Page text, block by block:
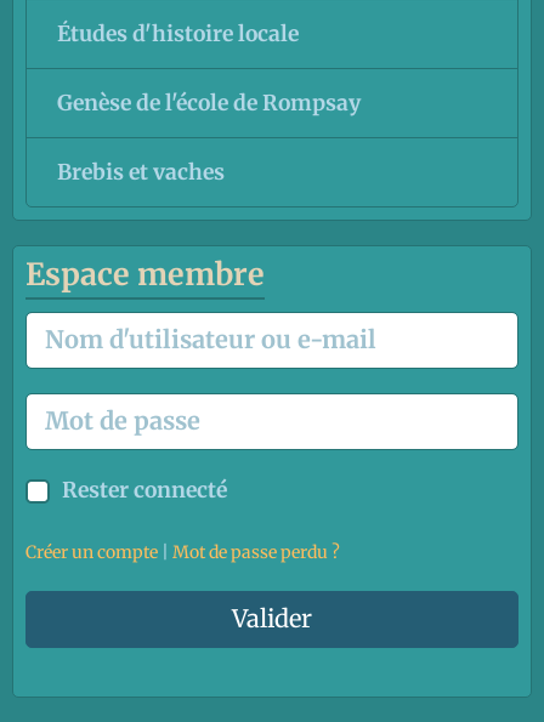
Études d'histoire locale
Genèse de l'école de Rompsay
Brebis et vaches
Espace membre
Rester connecté
Créer un compte Mot de passe perdu ?
Valider